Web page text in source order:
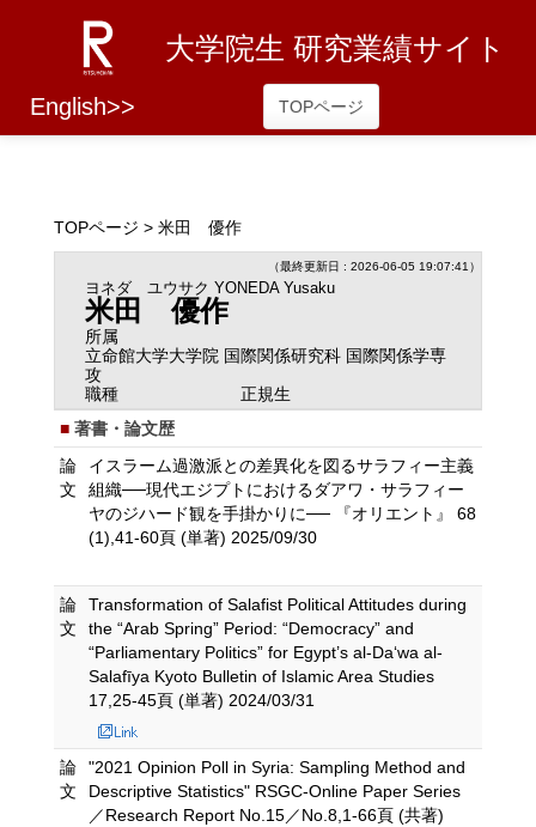
大学院生 研究業績サイト
English>> TOPページ
TOPページ > 米田 優作
（最終更新日 : 2026-06-05 19:07:41）
ヨネダ ユウサク YONEDA Yusaku
米田 優作
所属
立命館大学大学院 国際関係研究科 国際関係学専
攻
職種
正規生
著書・論文歴
論
文
イスラーム過激派との差異化を図るサラフィー主義
組織──現代エジプトにおけるダアワ・サラフィー
ヤのジハード観を手掛かりに── 『オリエント』 68
(1),41-60頁 (単著) 2025/09/30
論
文
Transformation of Salafist Political Attitudes during
the “Arab Spring” Period: “Democracy” and
“Parliamentary Politics” for Egypt’s al-Da‘wa al-
Salafīya Kyoto Bulletin of Islamic Area Studies
17,25-45頁 (単著) 2024/03/31
論
文
"2021 Opinion Poll in Syria: Sampling Method and
Descriptive Statistics" RSGC-Online Paper Series
／Research Report No.15／No.8,1-66頁 (共著)